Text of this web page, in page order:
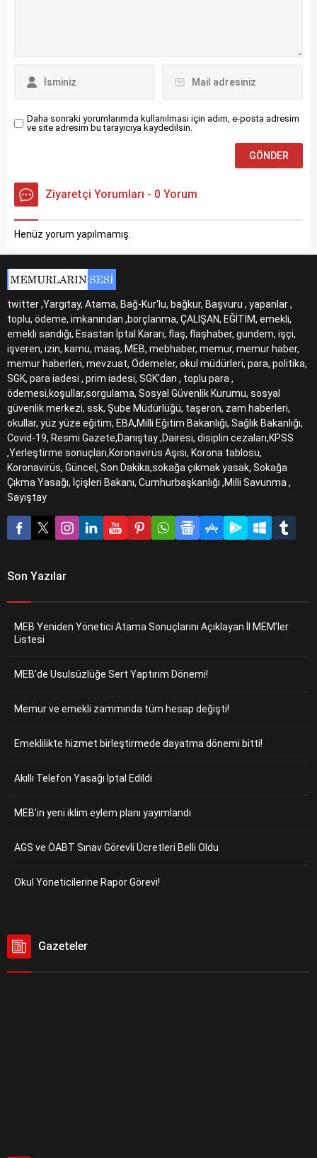
Daha sonraki yorumlarımda kullanılması için adım, e-posta adresim
ve site adresim bu tarayıcıya kaydedilsin.
Ziyaretçi Yorumları - 0 Yorum
Henüz yorum yapılmamış.
twitter ,Yargıtay, Atama, Bağ-Kur'lu, bağkur, Başvuru , yapanlar ,
toplu, ödeme, imkanından ,borçlanma, ÇALIŞAN, EĞİTİM, emekli,
emekli sandığı, Esastan İptal Kararı, flaş, flaşhaber, gundem, işçi,
işveren, izin, kamu, maaş, MEB, mebhaber, memur, memur haber,
memur haberleri, mevzuat, Ödemeler, okul müdürleri, para, politika,
SGK, para iadesi , prim iadesi, SGK'dan , toplu para ,
ödemesi,koşullar,sorgulama, Sosyal Güvenlik Kurumu, sosyal
güvenlik merkezi, ssk, Şube Müdürlüğü, taşeron, zam haberleri,
okullar, yüz yüze eğitim, EBA,Milli Eğitim Bakanlığı, Sağlık Bakanlığı,
Covid-19, Resmi Gazete,Danıştay ,Dairesi, disiplin cezaları,KPSS
,Yerleştirme sonuçları,Koronavirüs Aşısı, Korona tablosu,
Koronavirüs, Güncel, Son Dakika,sokağa çıkmak yasak, Sokağa
Çıkma Yasağı, İçişleri Bakanı, Cumhurbaşkanlığı ,Milli Savunma ,
Sayıştay
Son Yazılar
MEB Yeniden Yönetici Atama Sonuçlarını Açıklayan İl MEM’ler
Listesi
MEB’de Usulsüzlüğe Sert Yaptırım Dönemi!
Memur ve emekli zammında tüm hesap değişti!
Emeklilikte hizmet birleştirmede dayatma dönemi bitti!
Akıllı Telefon Yasağı İptal Edildi
MEB’in yeni iklim eylem planı yayımlandı
AGS ve ÖABT Sınav Görevli Ücretleri Belli Oldu
Okul Yöneticilerine Rapor Görevi!
Gazeteler